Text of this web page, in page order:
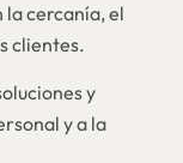
la cercanía, el
clientes.
y
y a la